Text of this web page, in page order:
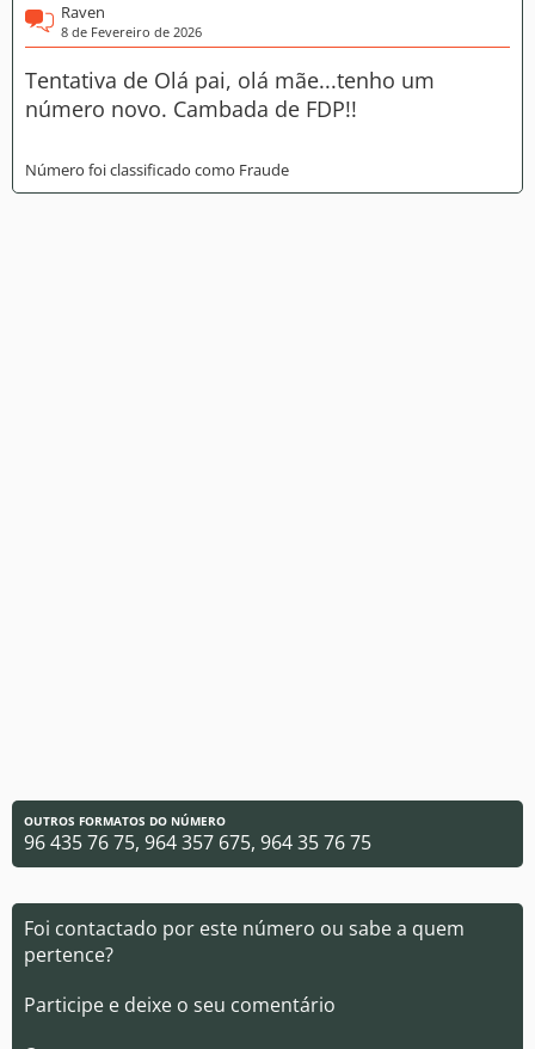
Raven
8 de Fevereiro de 2026
Tentativa de Olá pai, olá mãe...tenho um
número novo. Cambada de FDP!!
Número foi classificado como Fraude
OUTROS FORMATOS DO NÚMERO
96 435 76 75, 964 357 675, 964 35 76 75
Foi contactado por este número ou sabe a quem
pertence?
Participe e deixe o seu comentário